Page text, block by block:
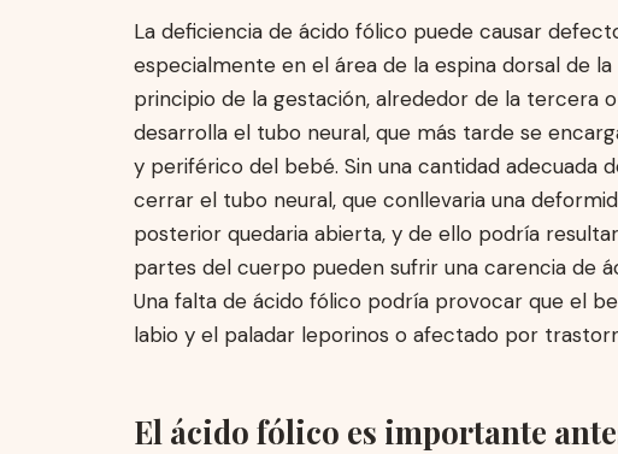
La deficiencia de ácido fólico puede causar
especialmente en el área de la espina dorsal de
principio de la gestación, alrededor de la tercera
desarrolla el tubo neural, que más tarde se
y periférico del bebé. Sin una cantidad adecuada
cerrar el tubo neural, que conllevaria una
posterior quedaria abierta, y de ello podría
partes del cuerpo pueden sufrir una carencia de
Una falta de ácido fólico podría provocar que el
labio y el paladar leporinos o afectado por
El ácido fólico es importante